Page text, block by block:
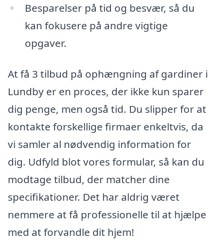
Besparelser på tid og besvær, så du
kan fokusere på andre vigtige
opgaver.
At få 3 tilbud på ophængning af gardiner i
Lundby er en proces, der ikke kun sparer
dig penge, men også tid. Du slipper for at
kontakte forskellige firmaer enkeltvis, da
vi samler al nødvendig information for
dig. Udfyld blot vores formular, så kan du
modtage tilbud, der matcher dine
specifikationer. Det har aldrig været
nemmere at få professionelle til at hjælpe
med at forvandle dit hjem!